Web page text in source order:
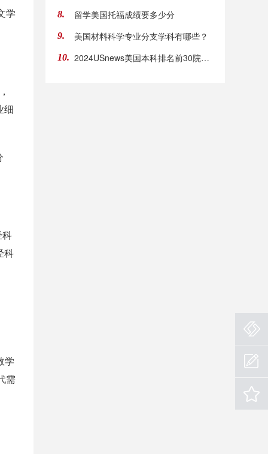
学
细
科
科
学
需
8. 留学美国托福成绩要多少分
9. 美国材料科学专业分支学科有哪些？
10. 2024USnews美国本科排名前30院校都有谁？